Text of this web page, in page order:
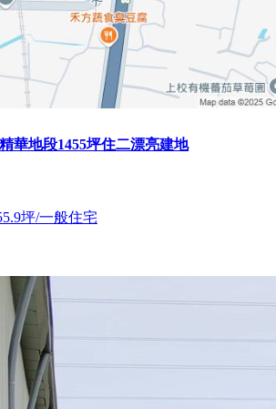
華地段1455坪住二漂亮建地
坪/一般住宅